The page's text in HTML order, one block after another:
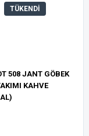
TÜKENDİ
508 JANT GÖBEK
KAHVE